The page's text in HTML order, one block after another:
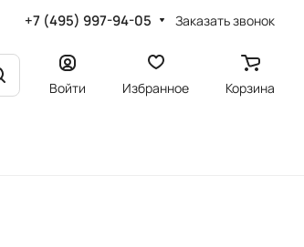
+7 (495) 997-94-05 Заказать звонок
Войти Избранное Корзина